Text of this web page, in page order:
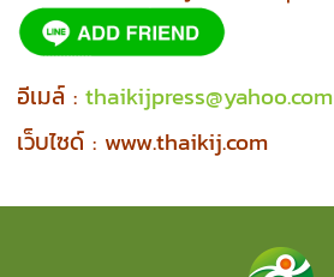
อีเมล์ :thaikijpress@yahoo.com
เว็บไซด์ : www.thaikij.com